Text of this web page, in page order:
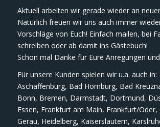
Aktuell arbeiten wir gerade wieder an
Natürlich freuen wir uns auch immer
Vorschläge von Euch! Einfach mailen, bei
schreiben oder ab damit ins Gästebuch!
Schon mal Danke für Eure Anregungen
Für unsere Kunden spielen wir u.a. auch in:
Aschaffenburg, Bad Homburg, Bad
Bonn, Bremen, Darmstadt, Dortmund,
Essen, Frankfurt am Main, Frankfurt/Oder,
Gerau, Heidelberg, Kaiserslautern,